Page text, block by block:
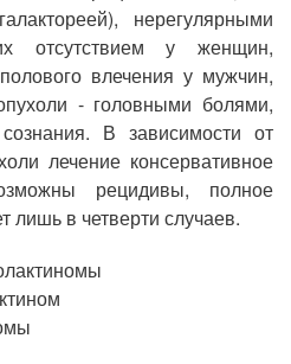
нерегулярными
отсутствием у женщин,
влечения у мужчин,
- головными болями,
В зависимости от
лечение консервативное
рецидивы, полное
лишь в четверти случаев.